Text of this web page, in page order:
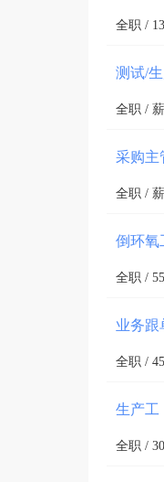
全职 /
测试/
全职 /
采购主
全职 /
倒环氧
全职 /
业务跟
全职 /
生产工
全职 /